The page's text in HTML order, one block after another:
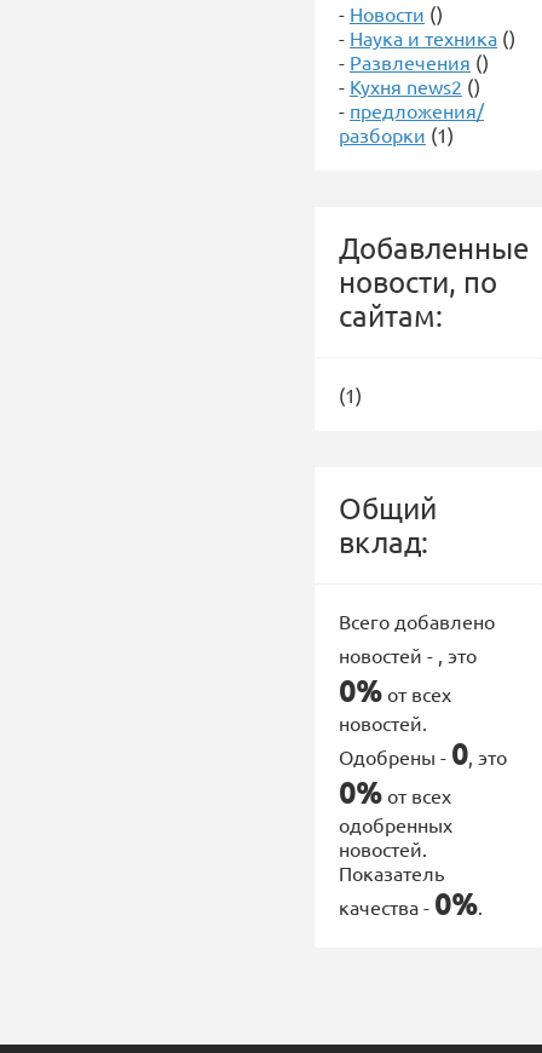
- Новости ()
- Наука и техника ()
- Развлечения ()
- Кухня news2 ()
- предложения/
разборки (1)
Добавленные
новости, по
сайтам:
(1)
Общий
вклад:
Всего добавлено
новостей - , это
0% от всех
новостей.
Одобрены - 0, это
0% от всех
одобренных
новостей.
Показатель
качества - 0%.